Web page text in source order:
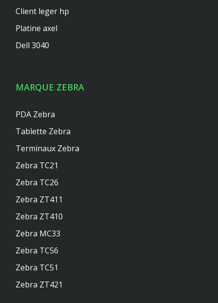
Client leger hp
Platine axel
Dell 3040
MARQUE ZEBRA
PDA Zebra
Tablette Zebra
Terminaux Zebra
Zebra TC21
Zebra TC26
Zebra ZT411
Zebra ZT410
Zebra MC33
Zebra TC56
Zebra TC51
Zebra ZT421